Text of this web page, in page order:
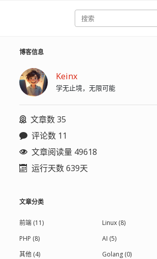
博客信息
Keinx
学无止境，无限可能
文章数 35
评论数 11
文章阅读量 49618
运行天数 639天
文章分类
前端 (11)
Linux (8)
PHP (8)
AI (5)
其他 (4)
Golang (0)